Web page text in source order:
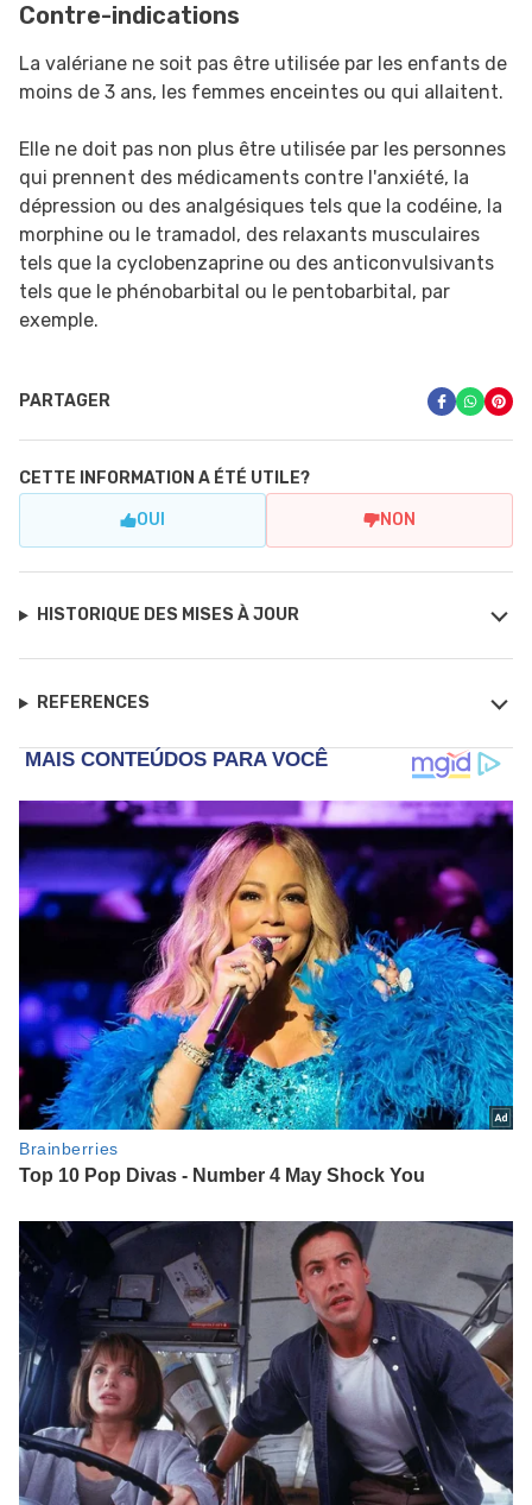
Contre-indications
La valériane ne soit pas être utilisée par les enfants de
moins de 3 ans, les femmes enceintes ou qui allaitent.
Elle ne doit pas non plus être utilisée par les personnes
qui prennent des médicaments contre l'anxiété, la
dépression ou des analgésiques tels que la codéine, la
morphine ou le tramadol, des relaxants musculaires
tels que la cyclobenzaprine ou des anticonvulsivants
tels que le phénobarbital ou le pentobarbital, par
exemple.
PARTAGER
CETTE INFORMATION A ÉTÉ UTILE?
OUI NON
HISTORIQUE DES MISES À JOUR
REFERENCES